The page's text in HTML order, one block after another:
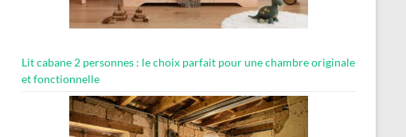
Lit cabane 2 personnes : le choix parfait pour une chambre originale
et fonctionnelle